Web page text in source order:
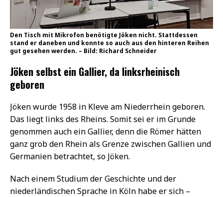
Den Tisch mit Mikrofon benötigte Jöken nicht. Stattdessen
stand er daneben und konnte so auch aus den hinteren Reihen
gut gesehen werden. – Bild: Richard Schneider
Jöken selbst ein Gallier, da linksrheinisch
geboren
Jöken wurde 1958 in Kleve am Niederrhein geboren.
Das liegt links des Rheins. Somit sei er im Grunde
genommen auch ein Gallier, denn die Römer hätten
ganz grob den Rhein als Grenze zwischen Gallien und
Germanien betrachtet, so Jöken.
Nach einem Studium der Geschichte und der
niederländischen Sprache in Köln habe er sich –